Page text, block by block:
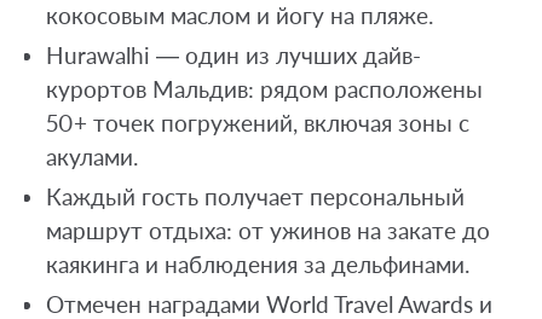
кокосовым маслом и йогу на пляже.
Hurawalhi — один из лучших дайв-
курортов Мальдив: рядом расположены
50+ точек погружений, включая зоны с
акулами.
Каждый гость получает персональный
маршрут отдыха: от ужинов на закате до
каякинга и наблюдения за дельфинами.
Отмечен наградами World Travel Awards и